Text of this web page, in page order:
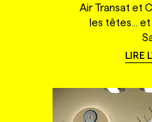
Air Transat et
les têtes...
LIRE